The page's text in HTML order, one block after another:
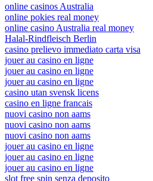
online casinos Australia
online pokies real money
online casino Australia real money
Halal-Rindfleisch Berlin
casino prelievo immediato carta visa
jouer au casino en ligne
jouer au casino en ligne
jouer au casino en ligne
casino utan svensk licens
casino en ligne francais
nuovi casino non aams
nuovi casino non aams
nuovi casino non aams
jouer au casino en ligne
jouer au casino en ligne
jouer au casino en ligne
slot free spin senza deposito